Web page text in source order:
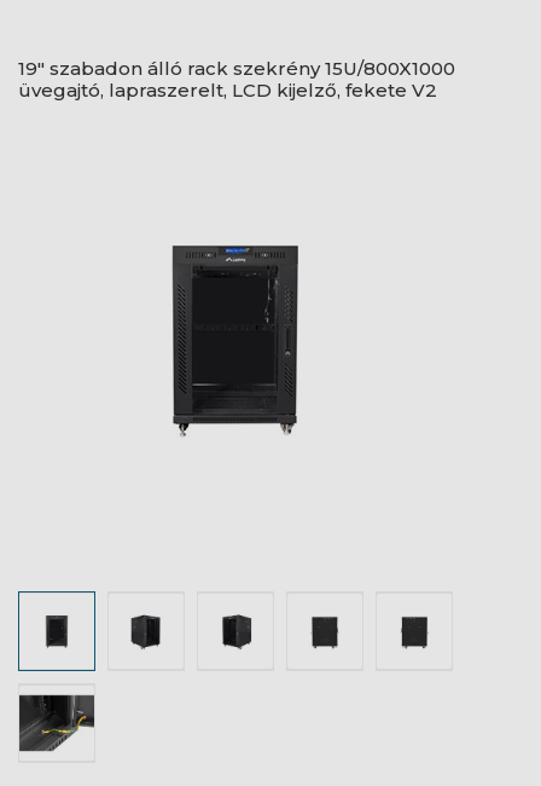
19" szabadon álló rack szekrény 15U/800X1000
üvegajtó, lapraszerelt, LCD kijelző, fekete V2